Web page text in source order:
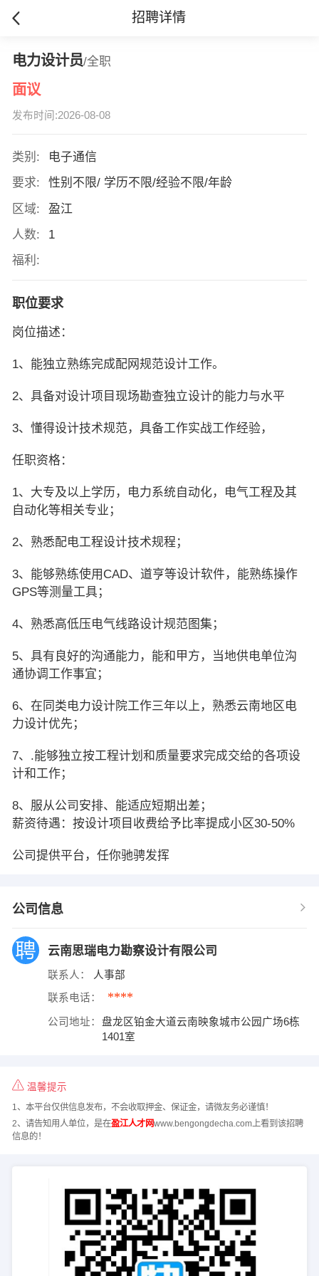
招聘详情
电力设计员/全职
面议
发布时间:2026-08-08
类别:
电子通信
要求:
性别不限/ 学历不限/经验不限/年龄
区域:
盈江
人数:
1
福利:
职位要求
岗位描述：
1、能独立熟练完成配网规范设计工作。
2、具备对设计项目现场勘查独立设计的能力与水平
3、懂得设计技术规范，具备工作实战工作经验，
任职资格：
1、大专及以上学历，电力系统自动化，电气工程及其
自动化等相关专业；
2、熟悉配电工程设计技术规程；
3、能够熟练使用CAD、道亨等设计软件，能熟练操作
GPS等测量工具；
4、熟悉高低压电气线路设计规范图集；
5、具有良好的沟通能力，能和甲方，当地供电单位沟
通协调工作事宜；
6、在同类电力设计院工作三年以上，熟悉云南地区电
力设计优先；
7、.能够独立按工程计划和质量要求完成交给的各项设
计和工作；
8、服从公司安排、能适应短期出差；
薪资待遇：按设计项目收费给予比率提成小区30-50%
公司提供平台，任你驰骋发挥
公司信息
云南思瑞电力勘察设计有限公司
联系人： 人事部
联系电话： ****
公司地址：
盘龙区铂金大道云南映象城市公园广场6栋
1401室
温馨提示
1、本平台仅供信息发布，不会收取押金、保证金，请微友务必谨慎！
2、请告知用人单位，是在盈江人才网www.bengongdecha.com上看到该招聘
信息的！